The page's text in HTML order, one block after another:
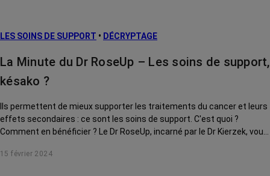
LES SOINS DE SUPPORT • DÉCRYPTAGE
La Minute du Dr RoseUp – Les soins de support,
késako ?
Ils permettent de mieux supporter les traitements du cancer et leurs
effets secondaires : ce sont les soins de support. C'est quoi ?
Comment en bénéficier ? Le Dr RoseUp, incarné par le Dr Kierzek, vous
15 février 2024